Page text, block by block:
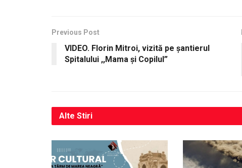
Previous Post
VIDEO. Florin Mitroi, vizită pe șantierul
Spitalului ,,Mama și Copilul”
Alte Stiri